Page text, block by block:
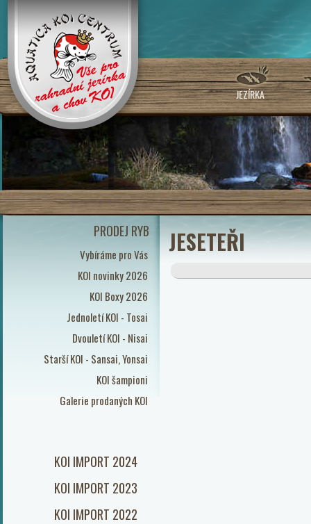
JEZÍRKA
PRODEJ RYB
Vybíráme pro Vás
KOI novinky 2026
KOI Boxy 2026
Jednoletí KOI - Tosai
Dvouletí KOI - Nisai
Starší KOI - Sansai, Yonsai
KOI šampioni
Galerie prodaných KOI
KOI IMPORT 2024
KOI IMPORT 2023
KOI IMPORT 2022
JESETEŘI